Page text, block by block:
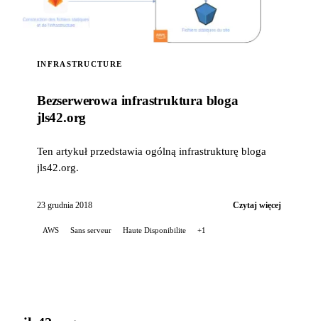
INFRASTRUCTURE
Bezserwerowa infrastruktura bloga
jls42.org
Ten artykuł przedstawia ogólną infrastrukturę bloga
jls42.org.
23 grudnia 2018 Czytaj więcej
AWS Sans serveur Haute Disponibilite +1